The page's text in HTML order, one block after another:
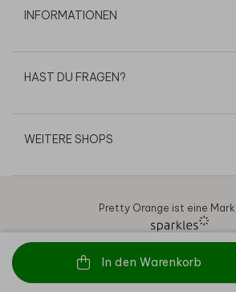
In den Warenkorb
INFORMATIONEN
HAST DU FRAGEN?
WEITERE SHOPS
Pretty Orange ist eine
Datenschutz